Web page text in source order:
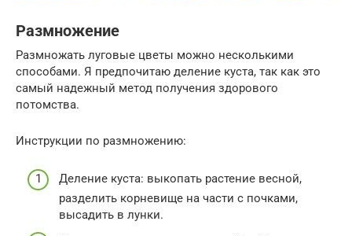
Размножение
Размножать луговые цветы можно несколькими
способами. Я предпочитаю деление куста, так как это
самый надежный метод получения здорового
потомства.
Инструкции по размножению:
Деление куста: выкопать растение весной,
разделить корневище на части с почками,
высадить в лунки.